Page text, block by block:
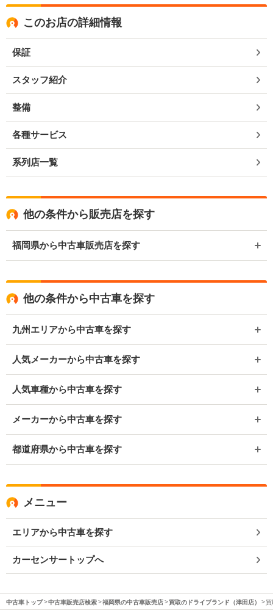
このお店の詳細情報
保証
スタッフ紹介
整備
各種サービス
系列店一覧
他の条件から販売店を探す
福岡県から中古車販売店を探す
他の条件から中古車を探す
九州エリアから中古車を探す
人気メーカーから中古車を探す
人気車種から中古車を探す
メーカーから中古車を探す
都道府県から中古車を探す
メニュー
エリアから中古車を探す
カーセンサートップへ
中古車トップ 中古車販売店検索 福岡県の中古車販売店 買取のドライブランド（津田店）